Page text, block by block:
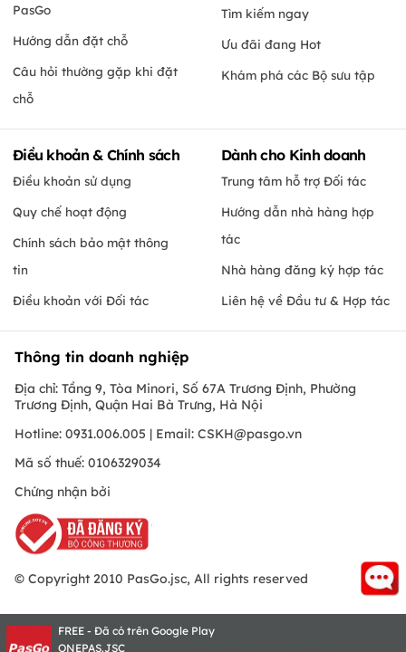
PasGo
Hướng dẫn đặt chỗ
Câu hỏi thường gặp khi đặt
chỗ
Tìm kiếm ngay
Ưu đãi đang Hot
Khám phá các Bộ sưu tập
Điều khoản & Chính sách
Điều khoản sử dụng
Quy chế hoạt động
Chính sách bảo mật thông
tin
Điều khoản với Đối tác
Dành cho Kinh doanh
Trung tâm hỗ trợ Đối tác
Hướng dẫn nhà hàng hợp
tác
Nhà hàng đăng ký hợp tác
Liên hệ về Đầu tư & Hợp tác
Thông tin doanh nghiệp
Địa chỉ: Tầng 9, Tòa Minori, Số 67A Trương Định, Phường
Trương Định, Quận Hai Bà Trưng, Hà Nội
Hotline: 0931.006.005 | Email: CSKH@pasgo.vn
Mã số thuế: 0106329034
Chứng nhận bởi
© Copyright 2010 PasGo.jsc, All rights reserved
FREE - Đã có trên Google Play
ONEPAS.JSC